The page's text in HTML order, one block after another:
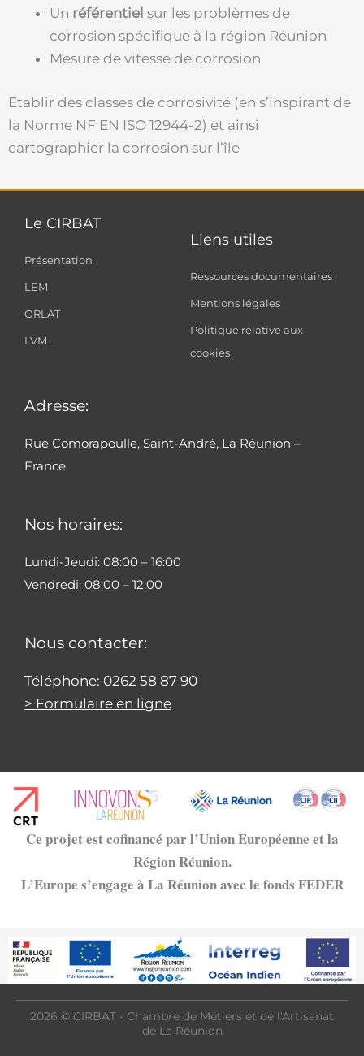
Un référentiel sur les problèmes de
corrosion spécifique à la région Réunion
Mesure de vitesse de corrosion
Etablir des classes de corrosivité (en s’inspirant de
la Norme NF EN ISO 12944-2) et ainsi
cartographier la corrosion sur l’île
Le CIRBAT
Présentation
LEM
ORLAT
LVM
Liens utiles
Ressources documentaires
Mentions légales
Politique relative aux
cookies
Adresse:
Rue Comorapoulle, Saint-André, La Réunion –
France
Nos horaires:
Lundi-Jeudi: 08:00 – 16:00
Vendredi: 08:00 – 12:00
Nous contacter:
Téléphone: 0262 58 87 90
> Formulaire en ligne
Ce projet est cofinancé par l’Union Européenne et la
Région Réunion.
L’Europe s’engage à La Réunion avec le fonds FEDER
2026 © CIRBAT - Chambre de Métiers et de l'Artisanat
de La Réunion